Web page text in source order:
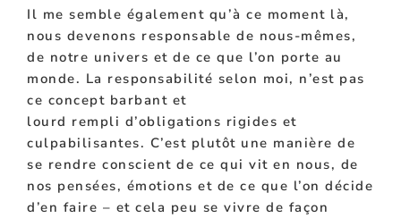
Il me semble également qu’à ce moment là,
nous devenons responsable de nous-mêmes,
de notre univers et de ce que l’on porte au
monde. La responsabilité selon moi, n’est pas
ce concept barbant et
lourd rempli d’obligations rigides et
culpabilisantes. C’est plutôt une manière de
se rendre conscient de ce qui vit en nous, de
nos pensées, émotions et de ce que l’on décide
d’en faire – et cela peu se vivre de façon